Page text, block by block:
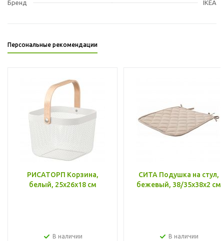
Бренд IKEA
Персональные рекомендации
РИСАТОРП Корзина,
белый, 25x26x18 см
В наличии
СИТА Подушка на стул,
бежевый, 38/35x38x2 см
В наличии